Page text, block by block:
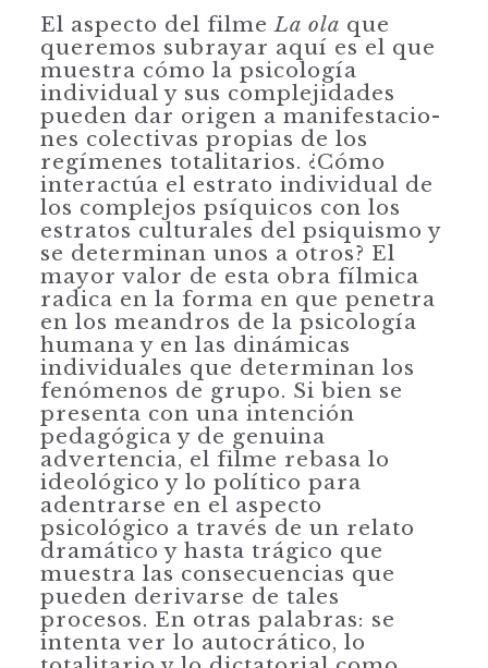
El aspecto del filmeLa ola que
queremos subrayar aquí es el que
muestra cómo la psicología
individual y sus complejidades
pueden dar origen a manifestacio­
nes colectivas propias de los
regímenes totalitarios. ¿Cómo
interactúa el estrato individual de
los complejos psíquicos con los
estratos culturales del psiquismo y
se determinan unos a otros? El
mayor valor de esta obra fílmica
radica en la forma en que penetra
en los meandros de la psicología
humana y en las dinámi­cas
individuales que determinan los
fenómenos de grupo. Si bien se
presenta con una intención
pedagógica y de genuina
advertencia, el filme rebasa lo
ideológico y lo político para
adentrarse en el aspecto
psicológico a través de un relato
dra­mático y hasta trágico que
muestra las consecuencias que
pueden derivarse de tales
procesos. En otras palabras: se
intenta ver lo autocrático, lo